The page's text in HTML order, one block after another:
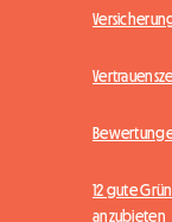
12 gute
anzubieten